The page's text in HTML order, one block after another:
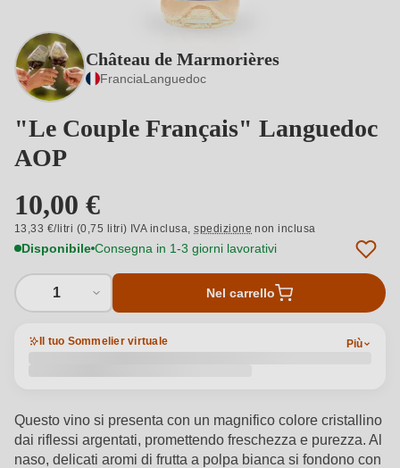
Château de Marmorières
FranciaLanguedoc
"Le Couple Français" Languedoc
AOP
10,00 €
13,33 €/litri (0,75 litri) IVA inclusa,spedizione non inclusa
Disponibile Consegna in 1-3 giorni lavorativi
1 Nel carrello
Il tuo Sommelier virtuale Più
Questo vino si presenta con un magnifico colore cristallino
dai riflessi argentati, promettendo freschezza e purezza. Al
naso, delicati aromi di frutta a polpa bianca si fondono con